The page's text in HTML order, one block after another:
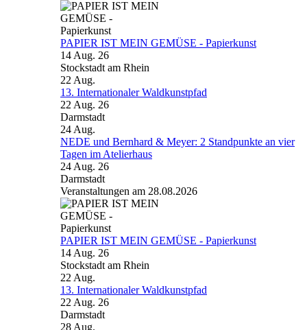
PAPIER IST MEIN GEMÜSE - Papierkunst
14 Aug. 26
Stockstadt am Rhein
22 Aug.
13. Internationaler Waldkunstpfad
22 Aug. 26
Darmstadt
24 Aug.
NEDE und Bernhard & Meyer: 2 Standpunkte an vier
Tagen im Atelierhaus
24 Aug. 26
Darmstadt
Veranstaltungen am 28.08.2026
PAPIER IST MEIN GEMÜSE - Papierkunst
14 Aug. 26
Stockstadt am Rhein
22 Aug.
13. Internationaler Waldkunstpfad
22 Aug. 26
Darmstadt
28 Aug.